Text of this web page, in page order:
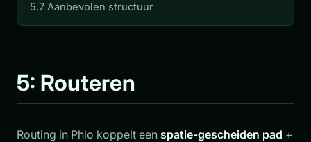
5.7 Aanbevolen structuur
5: Routeren
Routing in Phlo koppelt een spatie-gescheiden pad +